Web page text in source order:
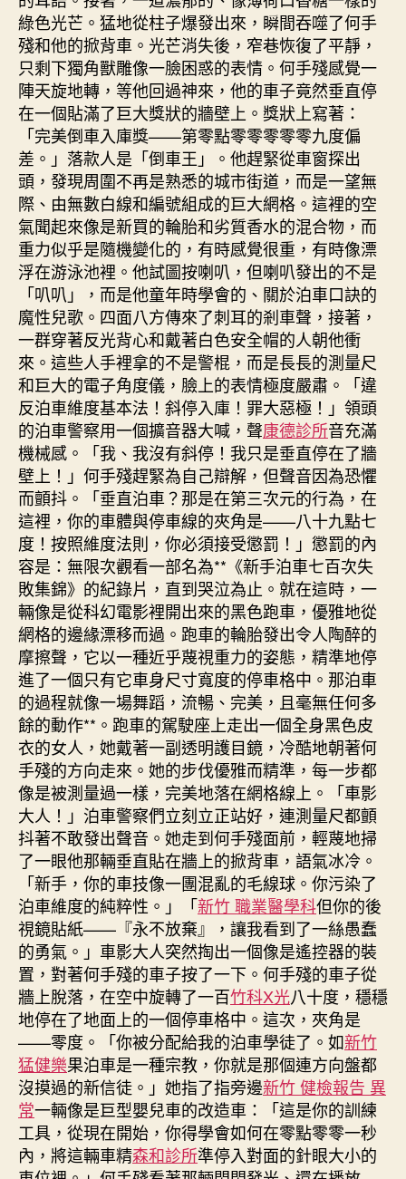
綠色光芒。猛地從柱子爆發出來，瞬間吞噬了何手
殘和他的掀背車。光芒消失後，窄巷恢復了平靜，
只剩下獨角獸雕像一臉困惑的表情。何手殘感覺一
陣天旋地轉，等他回過神來，他的車子竟然垂直停
在一個貼滿了巨大獎狀的牆壁上。獎狀上寫著：
「完美倒車入庫獎——第零點零零零零零九度偏
差。」落款人是「倒車王」。他趕緊從車窗探出
頭，發現周圍不再是熟悉的城市街道，而是一望無
際、由無數白線和編號組成的巨大網格。這裡的空
氣聞起來像是新買的輪胎和劣質香水的混合物，而
重力似乎是隨機變化的，有時感覺很重，有時像漂
浮在游泳池裡。他試圖按喇叭，但喇叭發出的不是
「叭叭」，而是他童年時學會的、關於泊車口訣的
魔性兒歌。四面八方傳來了刺耳的剎車聲，接著，
一群穿著反光背心和戴著白色安全帽的人朝他衝
來。這些人手裡拿的不是警棍，而是長長的測量尺
和巨大的電子角度儀，臉上的表情極度嚴肅。「違
反泊車維度基本法！斜停入庫！罪大惡極！」領頭
的泊車警察用一個擴音器大喊，聲康德診所音充滿
機械感。「我、我沒有斜停！我只是垂直停在了牆
壁上！」何手殘趕緊為自己辯解，但聲音因為恐懼
而顫抖。「垂直泊車？那是在第三次元的行為，在
這裡，你的車體與停車線的夾角是——八十九點七
度！按照維度法則，你必須接受懲罰！」懲罰的內
容是：無限次觀看一部名為**《新手泊車七百次失
敗集錦》的紀錄片，直到哭泣為止。就在這時，一
輛像是從科幻電影裡開出來的黑色跑車，優雅地從
網格的邊緣漂移而過。跑車的輪胎發出令人陶醉的
摩擦聲，它以一種近乎蔑視重力的姿態，精準地停
進了一個只有它車身尺寸寬度的停車格中。那泊車
的過程就像一場舞蹈，流暢、完美，且毫無任何多
餘的動作**。跑車的駕駛座上走出一個全身黑色皮
衣的女人，她戴著一副透明護目鏡，冷酷地朝著何
手殘的方向走來。她的步伐優雅而精準，每一步都
像是被測量過一樣，完美地落在網格線上。「車影
大人！」泊車警察們立刻立正站好，連測量尺都顫
抖著不敢發出聲音。她走到何手殘面前，輕蔑地掃
了一眼他那輛垂直貼在牆上的掀背車，語氣冰冷。
「新手，你的車技像一團混亂的毛線球。你污染了
泊車維度的純粹性。」「新竹 職業醫學科但你的後
視鏡貼紙——『永不放棄』，讓我看到了一絲愚蠢
的勇氣。」車影大人突然掏出一個像是遙控器的裝
置，對著何手殘的車子按了一下。何手殘的車子從
牆上脫落，在空中旋轉了一百竹科X光八十度，穩穩
地停在了地面上的一個停車格中。這次，夾角是
——零度。「你被分配給我的泊車學徒了。如新竹
猛健樂果泊車是一種宗教，你就是那個連方向盤都
沒摸過的新信徒。」她指了指旁邊新竹 健檢報告 異
常一輛像是巨型嬰兒車的改造車：「這是你的訓練
工具，從現在開始，你得學會如何在零點零零一秒
內，將這輛車精森和診所準停入對面的針眼大小的